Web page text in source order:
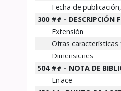
Fecha de
300 ## - DESCRIPCIÓN
Extensión
Otras características
Dimensiones
504 ## - NOTA DE
Enlace